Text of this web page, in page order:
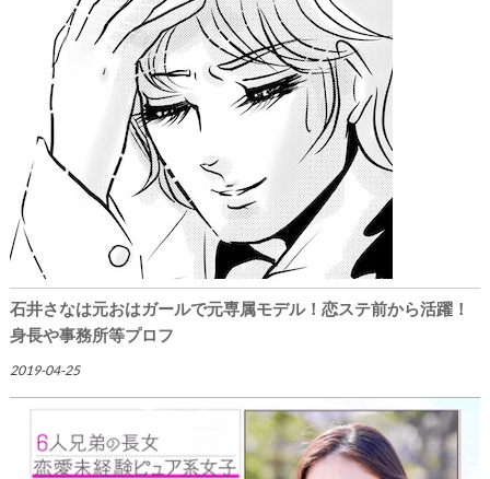
石井さなは元おはガールで元専属モデル！恋ステ前から活躍！
身長や事務所等プロフ
2019-04-25